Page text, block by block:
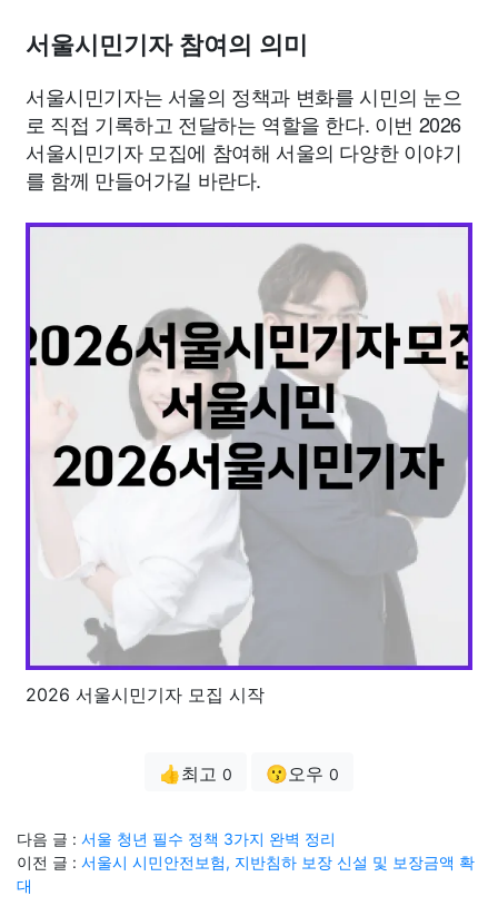
서울시민기자 참여의 의미
서울시민기자는 서울의 정책과 변화를 시민의 눈으
로 직접 기록하고 전달하는 역할을 한다. 이번 2026
서울시민기자 모집에 참여해 서울의 다양한 이야기
를 함께 만들어가길 바란다.
2026 서울시민기자 모집 시작
👍최고 0 😗오우 0
다음 글 : 서울 청년 필수 정책 3가지 완벽 정리
이전 글 : 서울시 시민안전보험, 지반침하 보장 신설 및 보장금액 확
대